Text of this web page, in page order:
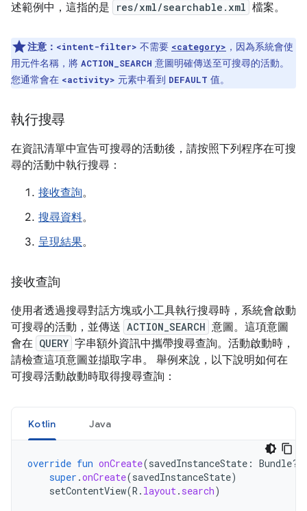
述範例中，這指的是
res/xml/searchable.xml 檔案。
注意： <intent-filter> 不需要 <category> ，因為系統會使
用元件名稱，將 ACTION_SEARCH 意圖明確傳送至可搜尋的活動。
您通常會在 <activity> 元素中看到 DEFAULT 值。
執行搜尋
在資訊清單中宣告可搜尋的活動後，請按照下列程序在可搜
尋的活動中執行搜尋：
接收查詢。
搜尋資料。
呈現結果。
接收查詢
使用者透過搜尋對話方塊或小工具執行搜尋時，系統會啟動
可搜尋的活動，並傳送 ACTION_SEARCH 意圖。這項意圖
會在 QUERY 字串額外資訊中攜帶搜尋查詢。活動啟動時，
請檢查這項意圖並擷取字串。 舉例來說，以下說明如何在
可搜尋活動啟動時取得搜尋查詢：
Kotlin Java
override fun onCreate(savedInstanceState : Bundle?)
super .onCreate(savedInstanceState)
setContentView(R . layout. search)